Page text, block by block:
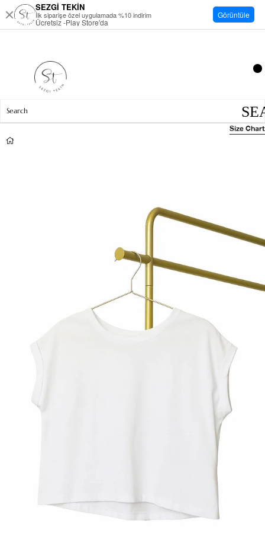
Size Chart
SEZGİ TEKİN
İlk siparişe özel uygulamada %10 indirim
Ücretsiz -Play Store'da
Görüntüle